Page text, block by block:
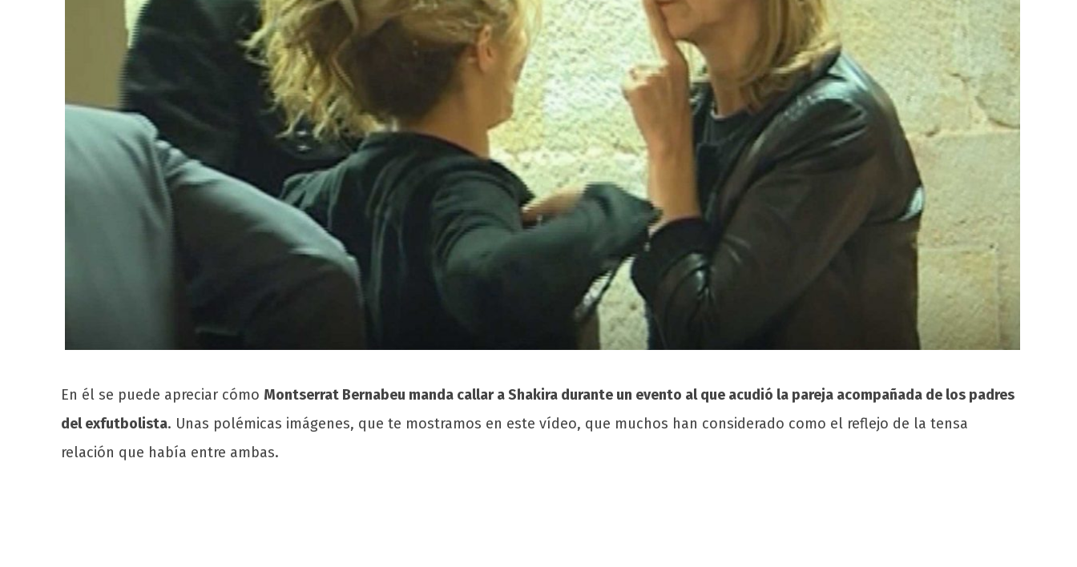
En él se puede apreciar cómo Montserrat Bernabeu manda callar a Shakira durante un evento al que acudió la pareja acompañada de los padres
del exfutbolista. Unas polémicas imágenes, que te mostramos en este vídeo, que muchos han considerado como el reflejo de la tensa
relación que había entre ambas.